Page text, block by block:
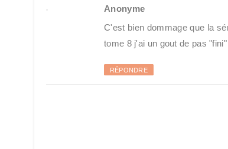
Anonyme
C'est bien dommage que la
tome 8 j'ai un gout de pas
RÉPONDRE